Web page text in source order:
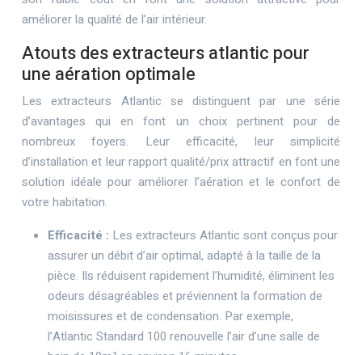
améliorer la qualité de l’air intérieur.
Atouts des extracteurs atlantic pour
une aération optimale
Les extracteurs Atlantic se distinguent par une série
d’avantages qui en font un choix pertinent pour de
nombreux foyers. Leur efficacité, leur simplicité
d’installation et leur rapport qualité/prix attractif en font une
solution idéale pour améliorer l’aération et le confort de
votre habitation.
Efficacité : Les extracteurs Atlantic sont conçus pour
assurer un débit d’air optimal, adapté à la taille de la
pièce. Ils réduisent rapidement l’humidité, éliminent les
odeurs désagréables et préviennent la formation de
moisissures et de condensation. Par exemple,
l’Atlantic Standard 100 renouvelle l’air d’une salle de